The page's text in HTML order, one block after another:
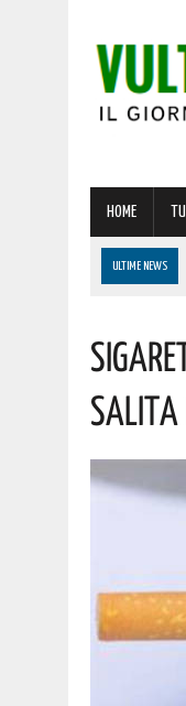
HOME
ULTIME NEWS
7 AGOSTO 2026 |
8 AGOSTO 2026
Salita